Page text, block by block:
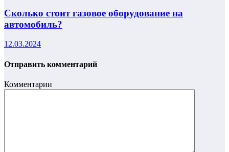
Сколько стоит газовое оборудование на
автомобиль?
12.03.2024
Отправить комментарий
Комментарии